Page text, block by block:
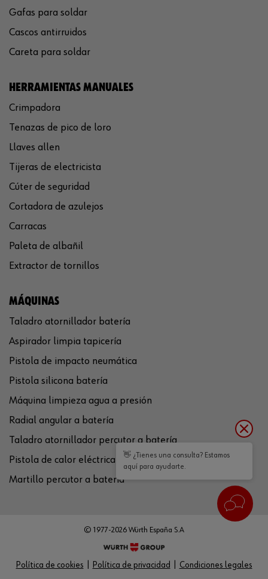
Gafas para soldar
Cascos antirruidos
Careta para soldar
HERRAMIENTAS MANUALES
Crimpadora
Tenazas de pico de loro
Llaves allen
Tijeras de electricista
Cúter de seguridad
Cortadora de azulejos
Carracas
Paleta de albañil
Extractor de tornillos
MÁQUINAS
Taladro atornillador batería
Aspirador limpia tapicería
Pistola de impacto neumática
Pistola silicona batería
Máquina limpieza agua a presión
Radial angular a batería
Taladro atornillador percutor a batería
Pistola de calor eléctrica
Martillo percutor a batería
Política de cookies Política de privacidad Condiciones legales
© 1977-2026 Würth España S.A
👋 ¿Tienes una consulta? Estamos
aquí para ayudarte.